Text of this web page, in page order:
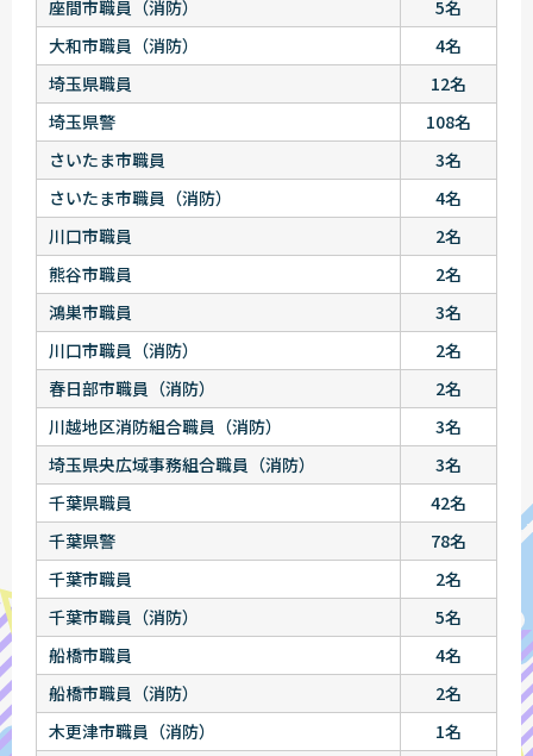
座間市職員（消防）
5名
大和市職員（消防）
4名
埼玉県職員
12名
埼玉県警
108名
さいたま市職員
3名
さいたま市職員（消防）
4名
川口市職員
2名
熊谷市職員
2名
鴻巣市職員
3名
川口市職員（消防）
2名
春日部市職員（消防）
2名
川越地区消防組合職員（消防）
3名
埼玉県央広域事務組合職員（消防）
3名
千葉県職員
42名
千葉県警
78名
千葉市職員
2名
千葉市職員（消防）
5名
船橋市職員
4名
船橋市職員（消防）
2名
木更津市職員（消防）
1名